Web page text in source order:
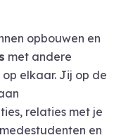
opbouwen en
met andere
elkaar. Jij op de
relaties met je
en